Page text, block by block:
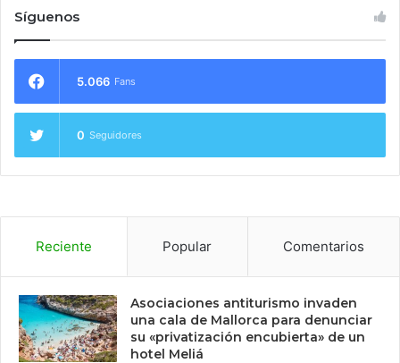
Síguenos
5.066 Fans
0 Seguidores
Reciente Popular Comentarios
Asociaciones antiturismo invaden
una cala de Mallorca para denunciar
su «privatización encubierta» de un
hotel Meliá